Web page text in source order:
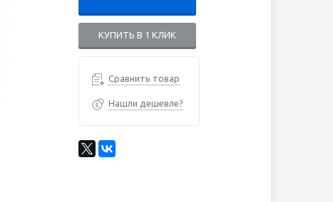
КУПИТЬ В 1 КЛИК
Сравнить товар
Нашли дешевле?